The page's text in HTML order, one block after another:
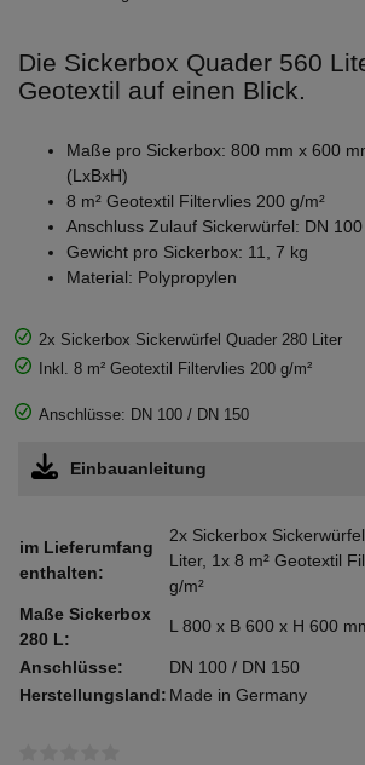
Die Sickerbox Quader 560
Geotextil auf einen Blick.
Maße pro Sickerbox: 800 mm x 600
(LxBxH)
8 m² Geotextil Filtervlies 200 g/m²
Anschluss Zulauf Sickerwürfel: DN
Gewicht pro Sickerbox: 11, 7 kg
Material: Polypropylen
2x Sickerbox Sickerwürfel Quader 280 Liter
Inkl. 8 m² Geotextil Filtervlies 200 g/m²
Anschlüsse: DN 100 / DN 150
Einbauanleitung
im Lieferumfang
enthalten:
2x Sickerbox
Liter, 1x 8 m² Geotextil
g/m²
Maße Sickerbox
280 L:
L 800 x B 600 x H 600
Anschlüsse:
DN 100 / DN 150
Herstellungsland: Made in Germany